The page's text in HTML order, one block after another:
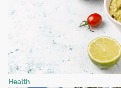
Health